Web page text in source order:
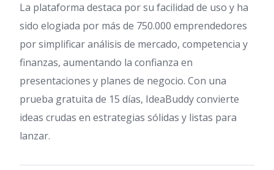
La plataforma destaca por su facilidad de uso y ha
sido elogiada por más de 750.000 emprendedores
por simplificar análisis de mercado, competencia y
finanzas, aumentando la confianza en
presentaciones y planes de negocio. Con una
prueba gratuita de 15 días, IdeaBuddy convierte
ideas crudas en estrategias sólidas y listas para
lanzar.